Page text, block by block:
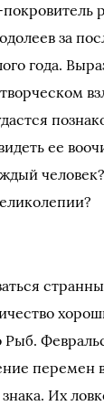
за
года.
ее
перемен
Их